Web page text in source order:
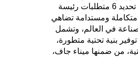
والعالميين، وتم تحديد 6 متطلبات رئيسة
ومستدامة تضاهي
في العالم، وتشمل
بنية تحتية متطورة،
من ضمنها ميناء جاف،